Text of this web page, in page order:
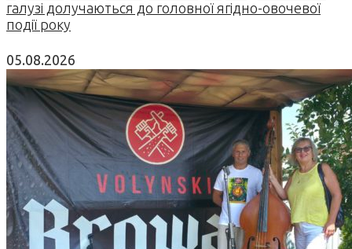
галузі долучаються до головної ягідно-овочевої
події року
05.08.2026